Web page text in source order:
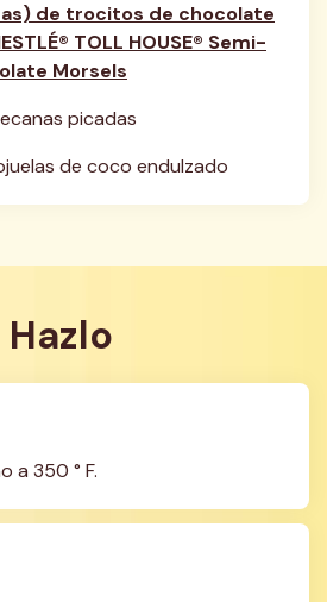
de trocitos de chocolate
TOLL HOUSE® Semi-
Morsels
picadas
de coco endulzado
Hazlo
a 350 ° F.